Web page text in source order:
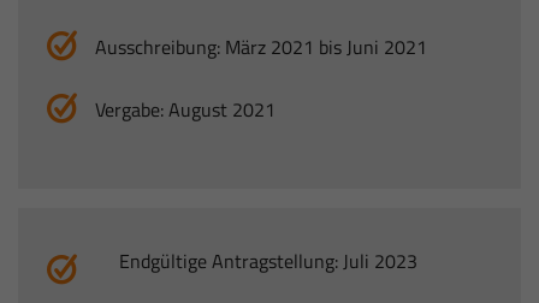
Ausschreibung: März 2021 bis Juni 2021
Vergabe: August 2021
Endgültige Antragstellung: Juli 2023